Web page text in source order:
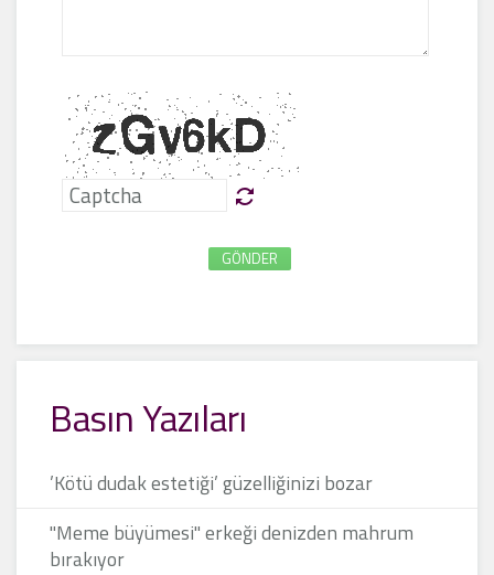
GÖNDER
Basın Yazıları
’Kötü dudak estetiği’ güzelliğinizi bozar
"Meme büyümesi" erkeği denizden mahrum
bırakıyor